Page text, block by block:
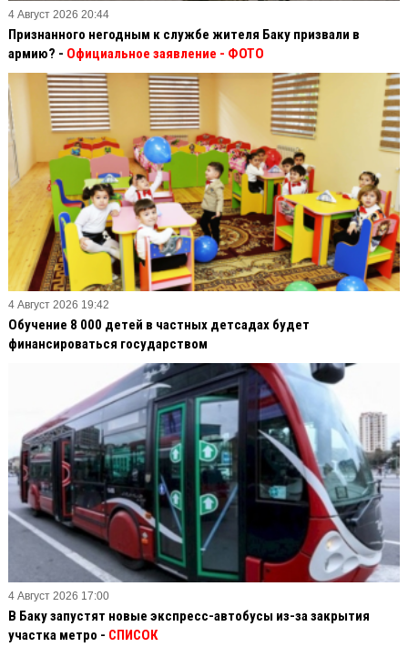
4 Август 2026 20:44
Признанного негодным к службе жителя Баку призвали в
армию? - Официальное заявление - ФОТО
4 Август 2026 19:42
Обучение 8 000 детей в частных детсадах будет
финансироваться государством
4 Август 2026 17:00
В Баку запустят новые экспресс-автобусы из-за закрытия
участка метро - СПИСОК